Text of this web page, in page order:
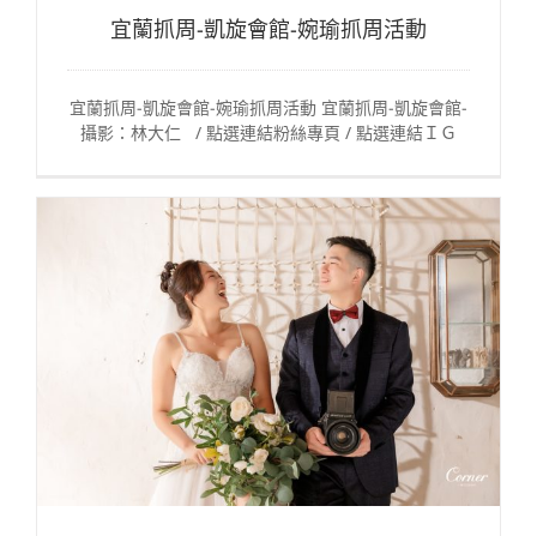
宜蘭抓周-凱旋會館-婉瑜抓周活動
宜蘭抓周-凱旋會館-婉瑜抓周活動 宜蘭抓周-凱旋會館-
攝影：林大仁 / 點選連結粉絲專頁 / 點選連結ＩＧ